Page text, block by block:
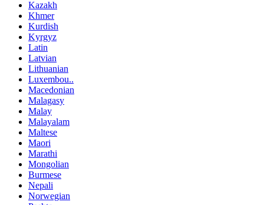
Kazakh
Khmer
Kurdish
Kyrgyz
Latin
Latvian
Lithuanian
Luxembou..
Macedonian
Malagasy
Malay
Malayalam
Maltese
Maori
Marathi
Mongolian
Burmese
Nepali
Norwegian